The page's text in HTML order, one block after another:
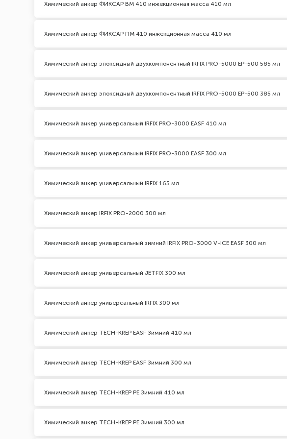
Химический анкер ФИКСАР ВМ 410 инжекционная масса 410 мл
Химический анкер ФИКСАР ПМ 410 инжекционная масса 410 мл
Химический анкер эпоксидный двухкомпонентный IRFIX PRO-5000 ЕР-500 585 мл
Химический анкер эпоксидный двухкомпонентный IRFIX PRO-5000 ЕР-500 385 мл
Химический анкер универсальный IRFIX PRO-3000 EASF 410 мл
Химический анкер универсальный IRFIX PRO-3000 EASF 300 мл
Химический анкер универсальный IRFIX 165 мл
Химический анкер IRFIX PRO-2000 300 мл
Химический анкер универсальный зимний IRFIX PRO-3000 V-ICE EASF 300 мл
Химический анкер универсальный JETFIX 300 мл
Химический анкер универсальный IRFIX 300 мл
Химический анкер TECH-KREP EASF Зимний 410 мл
Химический анкер TECH-KREP EASF Зимний 300 мл
Химический анкер TECH-KREP PE Зимний 410 мл
Химический анкер TECH-KREP PE Зимний 300 мл